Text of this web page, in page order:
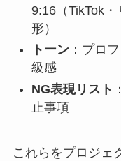
9:16（TikTok
形）
トーン：プロ
級感
NG表現リスト
止事項
これらをプロジェ